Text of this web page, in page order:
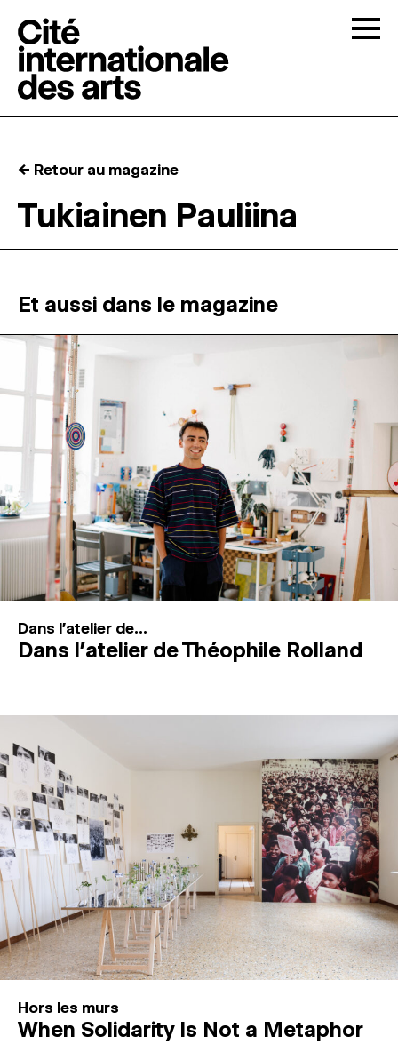
RÉSIDENCES ↓
ATELIERS OUVERTS
PROGRAMMATION
MAGAZINE
ESPACES DE PRATIQUE ARTISTIQUE ↓
Recherche
Connexion
← Retour au magazine
Tukiainen Pauliina
Et aussi dans le magazine
Dans l'atelier de...
Dans l’atelier de Théophile Rolland
Hors les murs
When Solidarity Is Not a Metaphor